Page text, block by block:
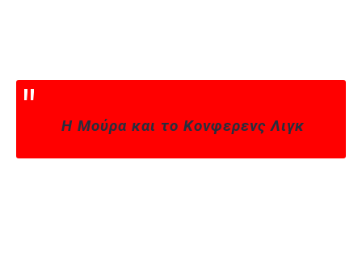
Η Μούρα και το Κονφερενς Λιγκ